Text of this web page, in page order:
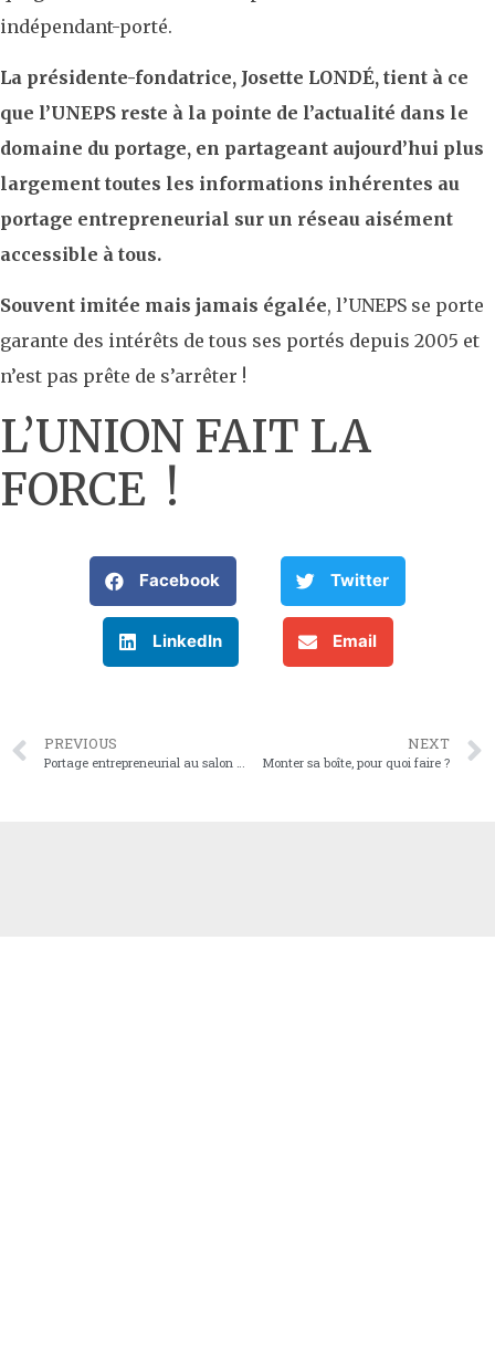
indépendant-porté.
La présidente-fondatrice, Josette LONDÉ, tient à ce
que l’UNEPS reste à la pointe de l’actualité dans le
domaine du portage, en partageant aujourd’hui plus
largement toutes les informations inhérentes au
portage entrepreneurial sur un réseau aisément
accessible à tous.
Souvent imitée mais jamais égalée, l’UNEPS se porte
garante des intérêts de tous ses portés depuis 2005 et
n’est pas prête de s’arrêter !
L’UNION FAIT LA
FORCE !
Facebook Twitter
LinkedIn Email
PREVIOUS NEXT
Monter sa boîte, pour quoi faire ?